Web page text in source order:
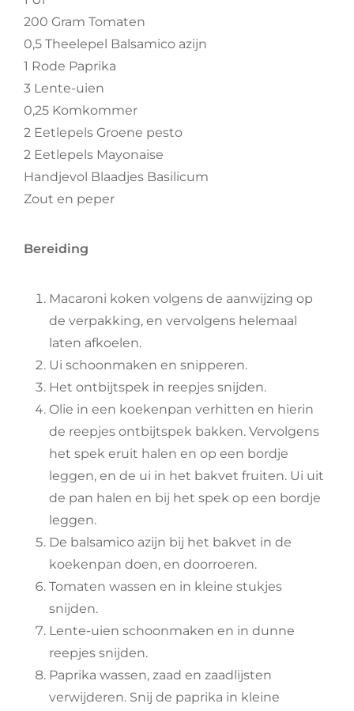
200 Gram Tomaten
0,5 Theelepel Balsamico azijn
1 Rode Paprika
3 Lente-uien
0,25 Komkommer
2 Eetlepels Groene pesto
2 Eetlepels Mayonaise
Handjevol Blaadjes Basilicum
Zout en peper
Bereiding
Macaroni koken volgens de aanwijzing op
de verpakking, en vervolgens helemaal
laten afkoelen.
Ui schoonmaken en snipperen.
Het ontbijtspek in reepjes snijden.
Olie in een koekenpan verhitten en hierin
de reepjes ontbijtspek bakken. Vervolgens
het spek eruit halen en op een bordje
leggen, en de ui in het bakvet fruiten. Ui uit
de pan halen en bij het spek op een bordje
leggen.
De balsamico azijn bij het bakvet in de
koekenpan doen, en doorroeren.
Tomaten wassen en in kleine stukjes
snijden.
Lente-uien schoonmaken en in dunne
reepjes snijden.
Paprika wassen, zaad en zaadlijsten
verwijderen. Snij de paprika in kleine